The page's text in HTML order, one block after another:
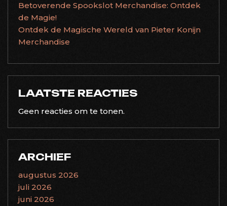
Betoverende Spookslot Merchandise: Ontdek
de Magie!
Ontdek de Magische Wereld van Pieter Konijn
Merchandise
LAATSTE REACTIES
Geen reacties om te tonen.
ARCHIEF
augustus 2026
juli 2026
juni 2026